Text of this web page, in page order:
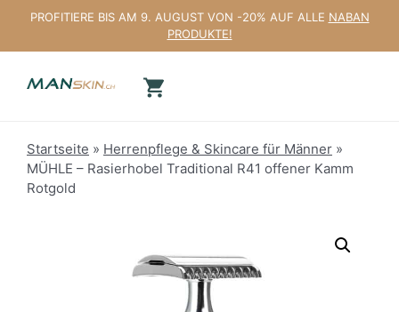
springen
PROFITIERE BIS AM 9. AUGUST VON -20% AUF ALLE NABAN
PRODUKTE!
Startseite » Herrenpflege & Skincare für Männer »
MÜHLE – Rasierhobel Traditional R41 offener Kamm
Rotgold